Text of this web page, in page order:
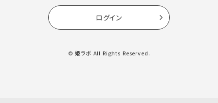
ログイン
© 姫ラボ All Rights Reserved.